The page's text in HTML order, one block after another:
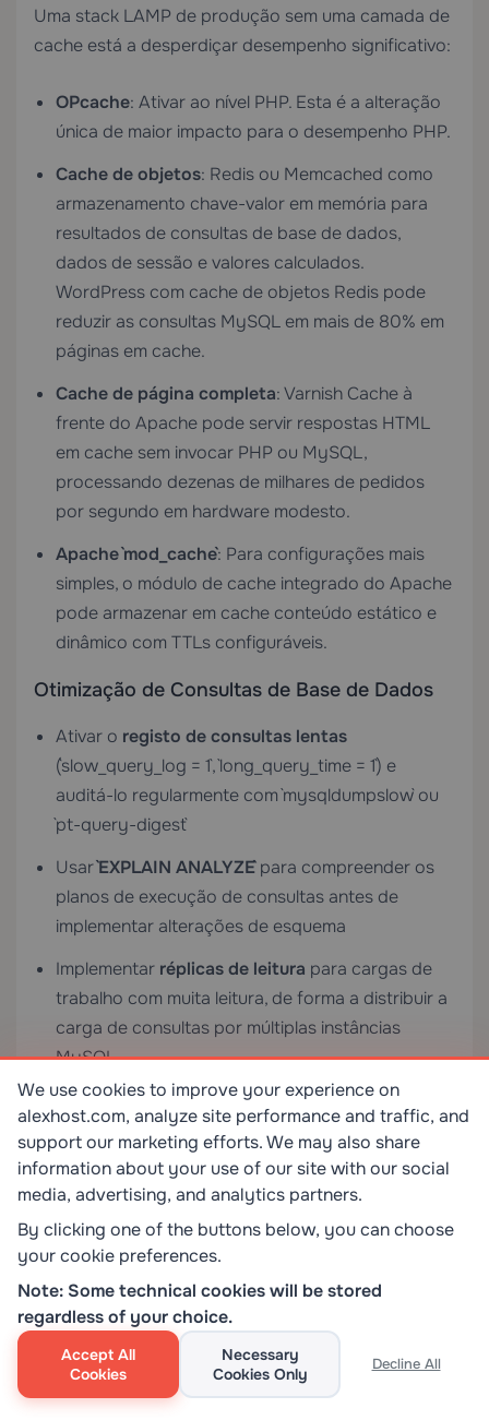
Uma stack LAMP de produção sem uma camada de
cache está a desperdiçar desempenho significativo:
OPcache: Ativar ao nível PHP. Esta é a alteração
única de maior impacto para o desempenho PHP.
Cache de objetos: Redis ou Memcached como
armazenamento chave-valor em memória para
resultados de consultas de base de dados,
dados de sessão e valores calculados.
WordPress com cache de objetos Redis pode
reduzir as consultas MySQL em mais de 80% em
páginas em cache.
Cache de página completa: Varnish Cache à
frente do Apache pode servir respostas HTML
em cache sem invocar PHP ou MySQL,
processando dezenas de milhares de pedidos
por segundo em hardware modesto.
Apache `mod_cache`: Para configurações mais
simples, o módulo de cache integrado do Apache
pode armazenar em cache conteúdo estático e
dinâmico com TTLs configuráveis.
Otimização de Consultas de Base de Dados
Ativar o registo de consultas lentas
(`slow_query_log = 1`, `long_query_time = 1`) e
auditá-lo regularmente com `mysqldumpslow` ou
`pt-query-digest`
Usar`EXPLAIN ANALYZE`para compreender os
planos de execução de consultas antes de
implementar alterações de esquema
Implementar réplicas de leitura para cargas de
trabalho com muita leitura, de forma a distribuir a
carga de consultas por múltiplas instâncias
MySQL
Ajuste Apache
Ativar `mod_deflate` para compressão gzip de
respostas baseadas em texto (HTML, CSS,
JavaScript, JSON)
Configurar cabeçalhos `mod_expires` e `Cache-
Control` para recursos estáticos de forma a
aproveitar a cache do browser
Ajustar `MaxRequestWorkers`, `ServerLimit` e
`ThreadsPerChild` com base na RAM disponível e
We use cookies to improve your experience on
alexhost.com, analyze site performance and traffic, and
support our marketing efforts. We may also share
information about your use of our site with our social
media, advertising, and analytics partners.
By clicking one of the buttons below, you can choose
your cookie preferences.
Note: Some technical cookies will be stored
regardless of your choice.
Accept All
Cookies
Necessary
Cookies Only
Decline All